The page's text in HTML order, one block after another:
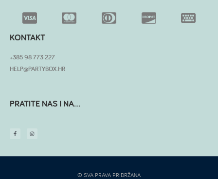
KONTAKT
+385 98 773 227
HELP@PARTYBOX.HR
PRATITE NAS I NA...
© SVA PRAVA PRIDRŽANA